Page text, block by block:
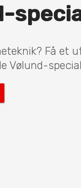
Få et
Vølund-